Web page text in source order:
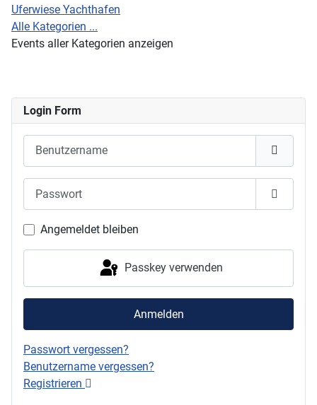
Uferwiese Yachthafen
Alle Kategorien ...
Events aller Kategorien anzeigen
Login Form
Angemeldet bleiben
Passkey verwenden
Anmelden
Passwort vergessen?
Benutzername vergessen?
Registrieren